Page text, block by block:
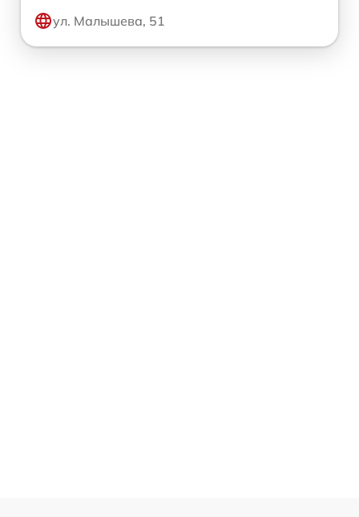
ул. Малышева, 51